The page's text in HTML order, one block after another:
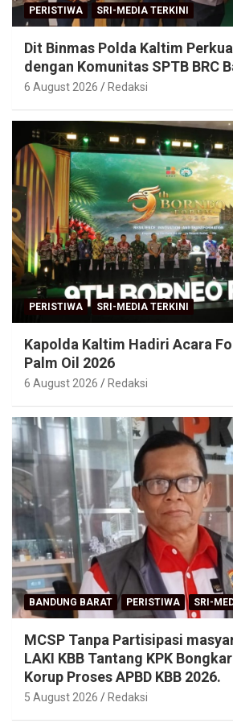
PERISTIWA SRI-MEDIA TERKINI
Dit Binmas Polda Kaltim
dengan Komunitas SPTB BRC
6 August 2026 Redaksi
PERISTIWA SRI-MEDIA TERKINI
Kapolda Kaltim Hadiri Acara
Palm Oil 2026
6 August 2026 Redaksi
BANDUNG BARAT PERISTIWA SRI-
MCSP Tanpa Partisipasi
LAKI KBB Tantang KPK
Korup Proses APBD KBB 2026.
5 August 2026 Redaksi